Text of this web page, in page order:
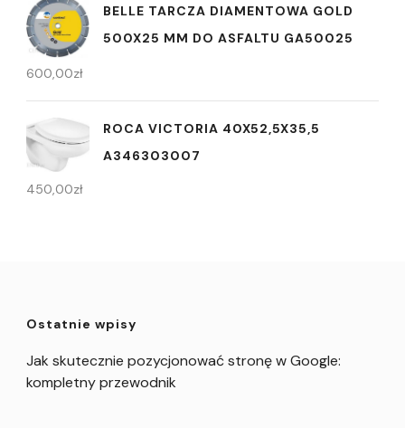
BELLE TARCZA DIAMENTOWA GOLD
500X25 MM DO ASFALTU GA50025
600,00zł
ROCA VICTORIA 40X52,5X35,5
A346303007
450,00zł
Ostatnie wpisy
Jak skutecznie pozycjonować stronę w Google:
kompletny przewodnik